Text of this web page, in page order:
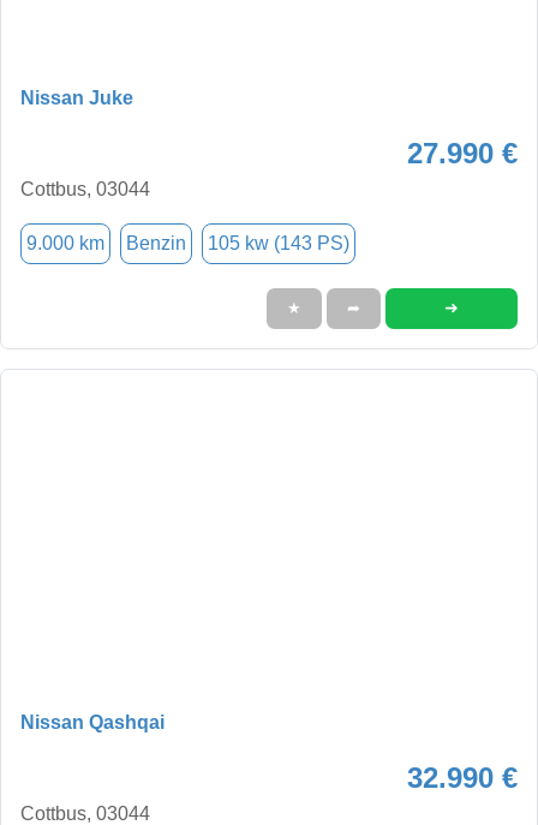
Nissan Juke
27.990 €
Cottbus, 03044
9.000 km Benzin 105 kw (143 PS)
★ ➦ ➜
Nissan Qashqai
32.990 €
Cottbus, 03044